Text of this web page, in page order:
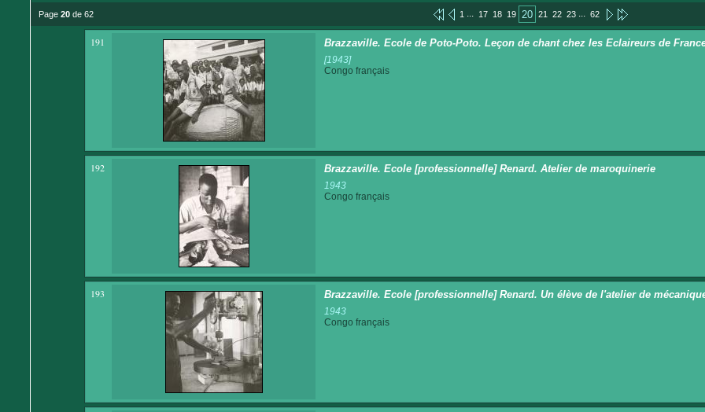
Page 20 de 62 1 ... 17 18 19 20 21 22 23 ... 62
191 Brazzaville. Ecole de Poto-Poto. Leçon de chant chez les Eclaireurs de
[1943]
Congo français
192 Brazzaville. Ecole [professionnelle] Renard. Atelier de maroquinerie
1943
Congo français
193 Brazzaville. Ecole [professionnelle] Renard. Un élève de l'atelier de
1943
Congo français